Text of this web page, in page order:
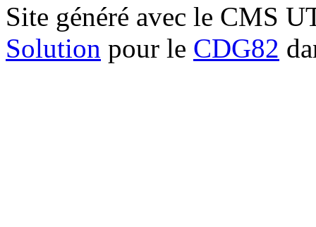
Site généré avec le CMS
Solution pour le CDG82